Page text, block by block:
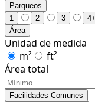
Parqueos
1
2 3
4+
Área
Unidad de medida
m²
ft²
Área total
Facilidades Comunes